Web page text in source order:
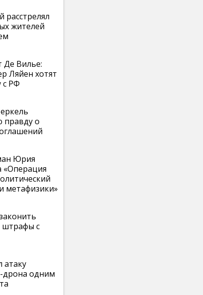
жителей
Де Вилье:
Ляйен хотят
с РФ
правду о
Юрия
«Операция
метафизики»
штрафы с
атаку
дрона одним